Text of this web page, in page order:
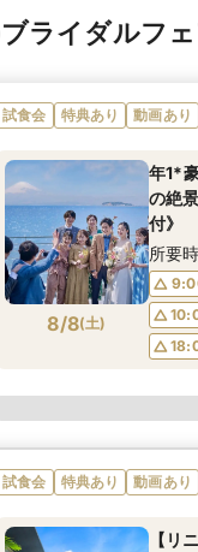
ライダルフ
試食会 特典あり 動画あり
8/8(土)
年1*
の絶
付》
所要
試食会 特典あり 動画あり
【リ